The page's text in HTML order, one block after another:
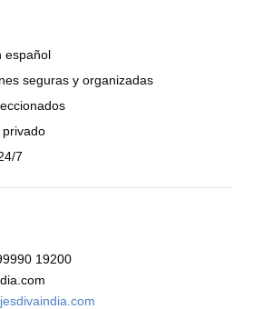
español
seguras y organizadas
7
19200